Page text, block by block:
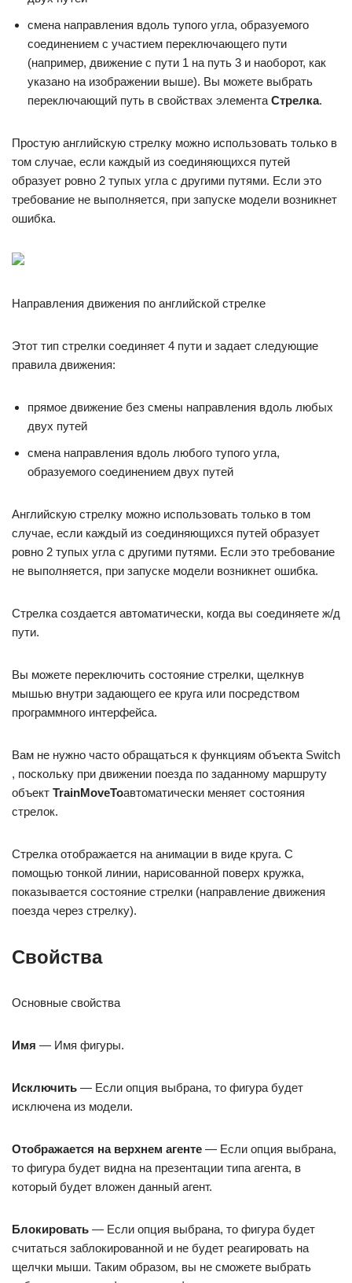
смена направления вдоль тупого угла, образуемого
соединением с участием переключающего пути
(например, движение с пути 1 на путь 3 и наоборот, как
указано на изображении выше). Вы можете выбрать
переключающий путь в свойствах элемента Стрелка.
Простую английскую стрелку можно использовать только в
том случае, если каждый из соединяющихся путей
образует ровно 2 тупых угла с другими путями. Если это
требование не выполняется, при запуске модели возникнет
ошибка.
Направления движения по английской стрелке
Этот тип стрелки соединяет 4 пути и задает следующие
правила движения:
прямое движение без смены направления вдоль любых
двух путей
смена направления вдоль любого тупого угла,
образуемого соединением двух путей
Английскую стрелку можно использовать только в том
случае, если каждый из соединяющихся путей образует
ровно 2 тупых угла с другими путями. Если это требование
не выполняется, при запуске модели возникнет ошибка.
Стрелка создается автоматически, когда вы соединяете ж/д
пути.
Вы можете переключить состояние стрелки, щелкнув
мышью внутри задающего ее круга или посредством
программного интерфейса.
Вам не нужно часто обращаться к функциям объекта Switch
, поскольку при движении поезда по заданному маршруту
объект TrainMoveToавтоматически меняет состояния
стрелок.
Стрелка отображается на анимации в виде круга. С
помощью тонкой линии, нарисованной поверх кружка,
показывается состояние стрелки (направление движения
поезда через стрелку).
Свойства
Основные свойства
Имя — Имя фигуры.
Исключить — Если опция выбрана, то фигура будет
исключена из модели.
Отображается на верхнем агенте — Если опция выбрана,
то фигура будет видна на презентации типа агента, в
который будет вложен данный агент.
Блокировать — Если опция выбрана, то фигура будет
считаться заблокированной и не будет реагировать на
щелчки мыши. Таким образом, вы не сможете выбрать